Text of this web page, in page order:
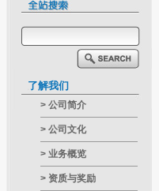
了解我们
>公司简介
>公司文化
>业务概览
>资质与奖励